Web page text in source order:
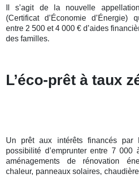
Il s’agit de la nouvelle
(Certificat d’Économie d’Énergie)
entre 2 500 et 4 000 € d’aides
des familles.
L’éco-prêt à taux
Un prêt aux intérêts financés par
possibilité d’emprunter entre 7
aménagements de rénovation
chaleur, panneaux solaires,